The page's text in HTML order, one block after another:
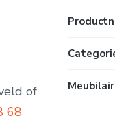
of
68
Meubilair